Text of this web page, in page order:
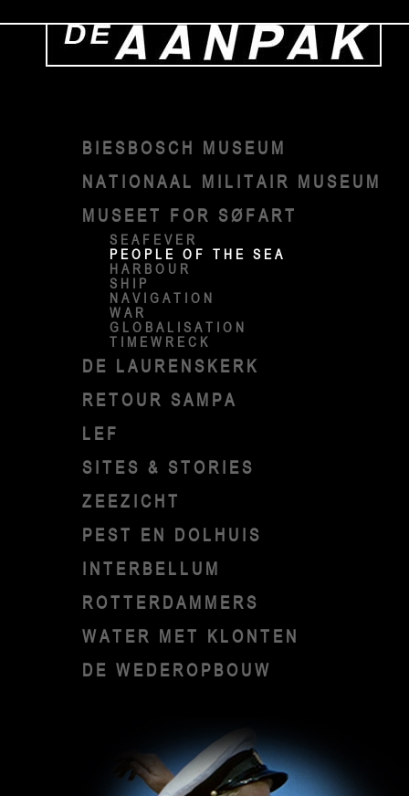
BIESBOSCH MUSEUM
NATIONAAL MILITAIR MUSEUM
MUSEET FOR SØFART
SEAFEVER
PEOPLE OF THE SEA
HARBOUR
SHIP
NAVIGATION
WAR
GLOBALISATION
TIMEWRECK
DE LAURENSKERK
RETOUR SAMPA
LEF
SITES & STORIES
ZEEZICHT
PEST EN DOLHUIS
INTERBELLUM
ROTTERDAMMERS
WATER MET KLONTEN
DE WEDEROPBOUW